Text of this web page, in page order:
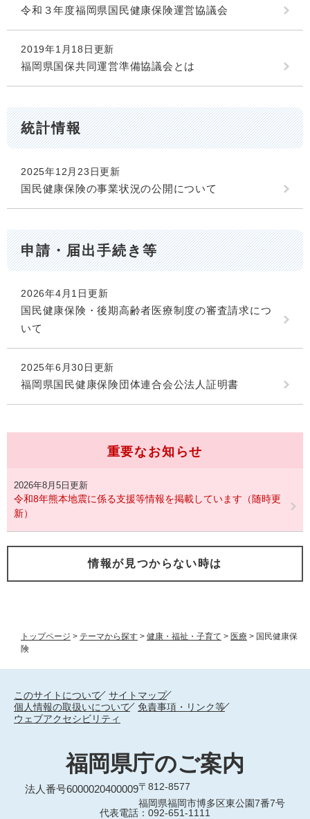
トップページ > テーマから探す > 健康・福祉・子育て > 医療 > 国民健康保
険
令和３年度福岡県国民健康保険運営協議会
2019年1月18日更新
福岡県国保共同運営準備協議会とは
統計情報
2025年12月23日更新
国民健康保険の事業状況の公開について
申請・届出手続き等
2026年4月1日更新
国民健康保険・後期高齢者医療制度の審査請求につ
いて
2025年6月30日更新
福岡県国民健康保険団体連合会公法人証明書
重要なお知らせ
2026年8月5日更新
令和8年熊本地震に係る支援等情報を掲載しています（随時更
新）
情報が見つからない時は
このサイトについて
サイトマップ
個人情報の取扱いについて
免責事項・リンク等
ウェブアクセシビリティ
福岡県庁のご案内
法人番号6000020400009〒812-8577
福岡県福岡市博多区東公園7番7号
代表電話：092-651-1111